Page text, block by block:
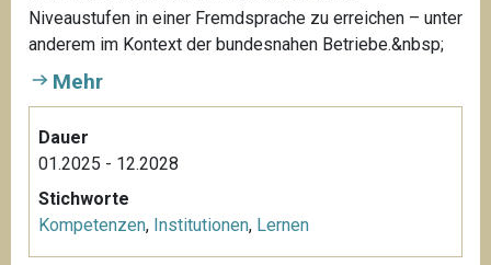
Niveaustufen in einer Fremdsprache zu erreichen – unter
anderem im Kontext der bundesnahen Betriebe.&nbsp;
Mehr
Dauer
01.2025 - 12.2028
Stichworte
Kompetenzen, Institutionen, Lernen